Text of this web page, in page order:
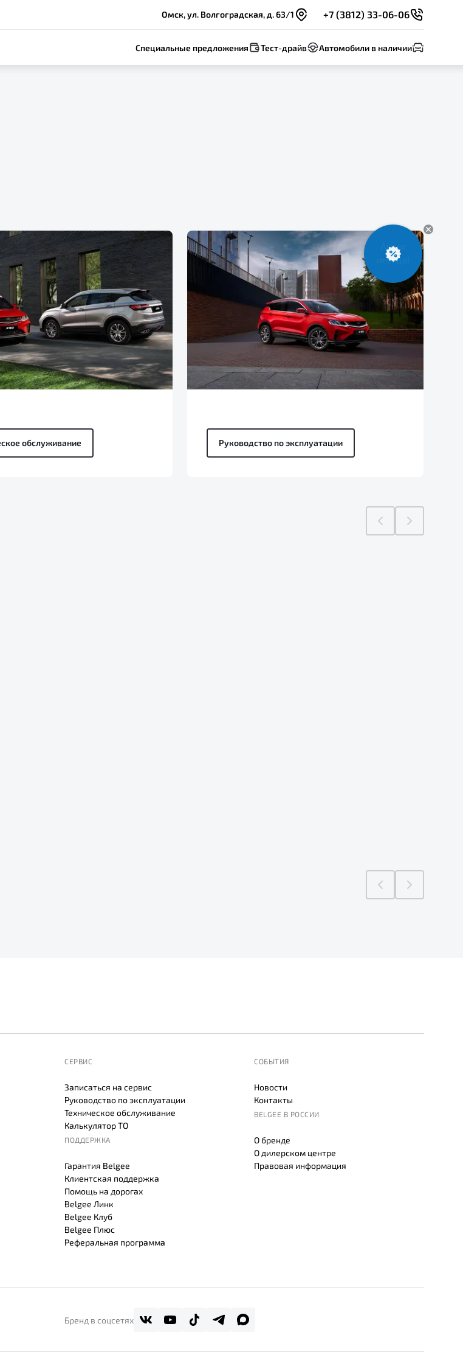
Омск, ул. Волгоградская, д. 63/1 +7 (3812) 33-06-06
Специальные предложения Тест-драйв Автомобили в наличии
обслуживание Руководство по эксплуатации
СЕРВИС
Записаться на сервис
Руководство по эксплуатации
Техническое обслуживание
Калькулятор ТО
ПОДДЕРЖКА
Гарантия Belgee
Клиентская поддержка
Помощь на дорогах
Belgee Линк
Belgee Клуб
Belgee Плюс
Реферальная программа
СОБЫТИЯ
Новости
Контакты
BELGEE В РОССИИ
О бренде
О дилерском центре
Правовая информация
Бренд в соцсетях